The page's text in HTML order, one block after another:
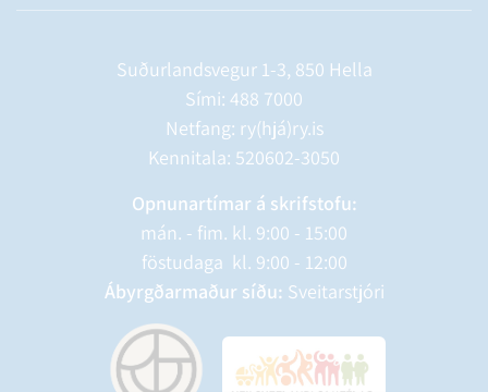
Suðurlandsvegur 1-3, 850 Hella
Sími: 488 7000
Netfang: ry(hjá)ry.is
Kennitala: 520602-3050
Opnunartímar á skrifstofu:
mán. - fim. kl. 9:00 - 15:00
föstudaga kl. 9:00 - 12:00
Ábyrgðarmaður síðu: Sveitarstjóri